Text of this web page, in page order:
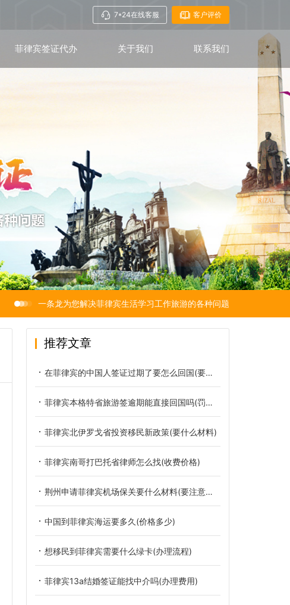
7*24在线客服 客户评价
菲律宾签证代办 关于我们 联系我们
一条龙为您解决菲律宾生活学习工作旅游的各种问题
推荐文章
在菲律宾的中国人签证过期了要怎么回国(要罚多少钱)
菲律宾本格特省旅游签逾期能直接回国吗(罚款多少)
菲律宾北伊罗戈省投资移民新政策(要什么材料)
菲律宾南哥打巴托省律师怎么找(收费价格)
荆州申请菲律宾机场保关要什么材料(要注意哪些)
中国到菲律宾海运要多久(价格多少)
想移民到菲律宾需要什么绿卡(办理流程)
菲律宾13a结婚签证能找中介吗(办理费用)